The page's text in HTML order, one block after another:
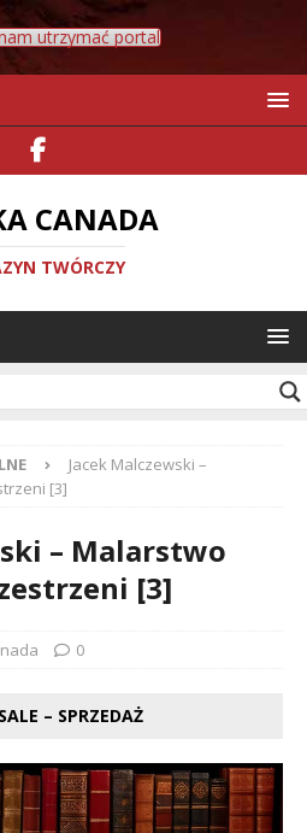
utrzymać portal
CANADA
TWÓRCZY
Jacek Malczewski –
[3]
– Malarstwo
[3]
0
– SPRZEDAŻ